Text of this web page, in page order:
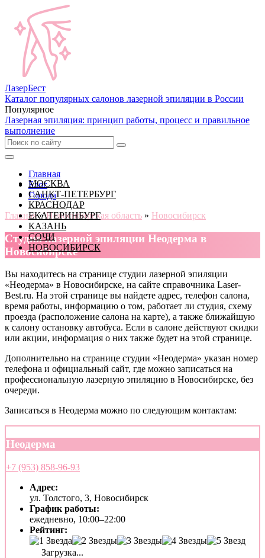
ЛазерБест
Каталог популярных салонов лазерной эпиляции в России
Популярное
Лазерная эпиляция: принцип работы, процесс и правильное
выполнение
МОСКВА
САНКТ-ПЕТЕРБУРГ
КРАСНОДАР
ЕКАТЕРИНБУРГ
КАЗАНЬ
СОЧИ
НОВОСИБИРСК
Главная
Блог
Города
Главная » Новосибирская область » Новосибирск
Cтудия лазерной эпиляции Неодерма в
Новосибирске
Вы находитесь на странице студии лазерной эпиляции
«Неодерма» в Новосибирске, на сайте справочника Laser-
Best.ru. На этой странице вы найдете адрес, телефон салона,
время работы, информацию о том, работает ли студия, схему
проезда (расположение салона на карте), а также ближайшую
к салону остановку автобуса. Если в салоне действуют скидки
или акции, информация о них также будет на этой странице.
Дополнительно на странице студии «Неодерма» указан номер
телефона и официальный сайт, где можно записаться на
профессиональную лазерную эпиляцию в Новосибирске, без
очереди.
Записаться в Неодерма можно по следующим контактам:
Неодерма
+7 (953) 858-96-93
Адрес:
ул. Толстого, 3, Новосибирск
График работы:
ежедневно, 10:00–22:00
Рейтинг:
Загрузка...